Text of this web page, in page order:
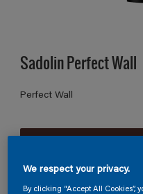
Sadolin Perfect Wall
Perfect Wall
We respect your privacy.
By clicking “Accept All Cookies”,